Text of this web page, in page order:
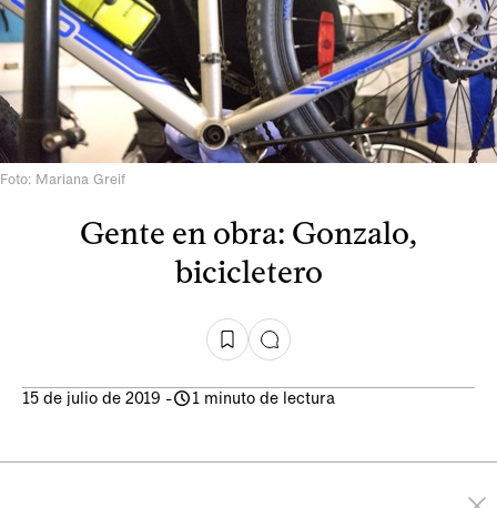
Foto: Mariana Greif
Gente en obra: Gonzalo,
bicicletero
15 de julio de 2019 - 1 minuto de lectura